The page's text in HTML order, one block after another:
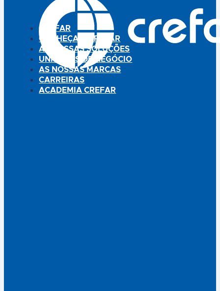
CREFAR
CONHEÇA A CREFAR
AS NOSSAS SOLUÇÕES
UNIDADES DE NEGÓCIO
AS NOSSAS MARCAS
CARREIRAS
ACADEMIA CREFAR